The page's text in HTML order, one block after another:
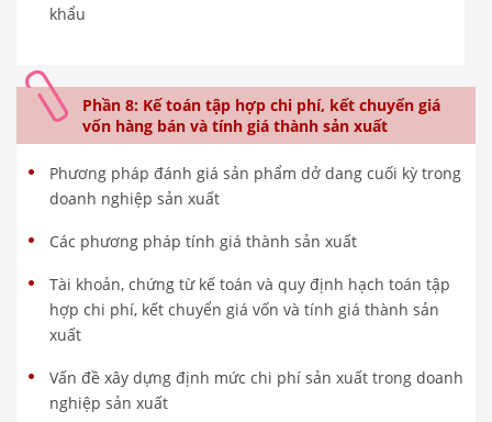
khẩu
Phần 8: Kế toán tập hợp chi phí, kết chuyển giá
vốn hàng bán và tính giá thành sản xuất
Phương pháp đánh giá sản phẩm dở dang cuối kỳ trong
doanh nghiệp sản xuất
Các phương pháp tính giá thành sản xuất
Tài khoản, chứng từ kế toán và quy định hạch toán tập
hợp chi phí, kết chuyển giá vốn và tính giá thành sản
xuất
Vấn đề xây dựng định mức chi phí sản xuất trong doanh
nghiệp sản xuất